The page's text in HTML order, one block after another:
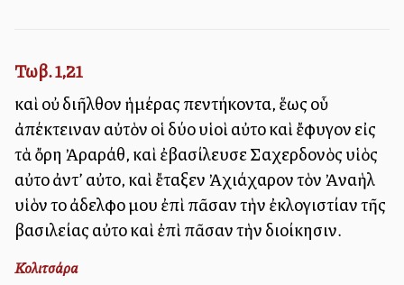
Τωβ. 1,21
καὶ οὐ διῆλθον ἡμέρας πεντήκοντα, ἕως οὗ
ἀπέκτειναν αὐτὸν οἱ δύο υἱοὶ αὐτοῦ καὶ ἔφυγον εἰς
τὰ ὄρη Ἀραράθ, καὶ ἐβασίλευσε Σαχερδονὸς υἱὸς
αὐτοῦ ἀντ’ αὐτοῦ, καὶ ἔταξεν Ἀχιάχαρον τὸν Ἀναὴλ
υἱὸν τοῦ ἀδελφοῦ μου ἐπὶ πᾶσαν τὴν ἐκλογιστίαν τῆς
βασιλείας αὐτοῦ καὶ ἐπὶ πᾶσαν τὴν διοίκησιν.
Κολιτσάρα